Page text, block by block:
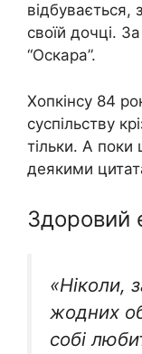
відбувається,
своїй дочці.
“Оскара”.
Хопкінсу 84
суспільству
тільки. А
деякими
Здоровий
«Ніколи,
жодних
собі